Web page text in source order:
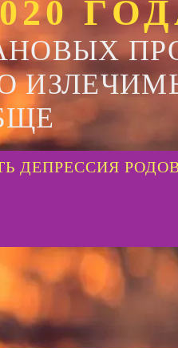
ДЕПРЕССИЯ